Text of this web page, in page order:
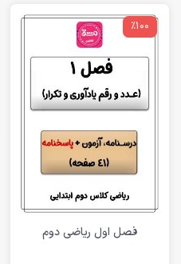
٪100
فصل اول ریاضی دوم